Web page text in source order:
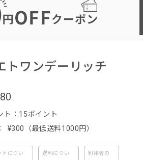
トワンデーリッチ
ト：15ポイント
¥300 （最低送料1000円）
トについ
送料につい
利用者の